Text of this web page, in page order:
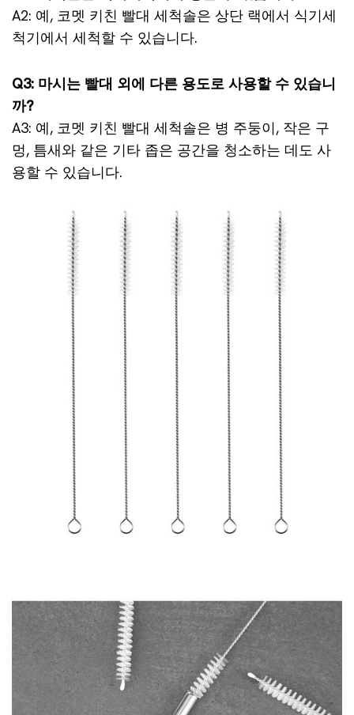
A2: 예, 코멧 키친 빨대 세척솔은 상단 랙에서 식기세
척기에서 세척할 수 있습니다.
Q3: 마시는 빨대 외에 다른 용도로 사용할 수 있습니
까?
A3: 예, 코멧 키친 빨대 세척솔은 병 주둥이, 작은 구
멍, 틈새와 같은 기타 좁은 공간을 청소하는 데도 사
용할 수 있습니다.